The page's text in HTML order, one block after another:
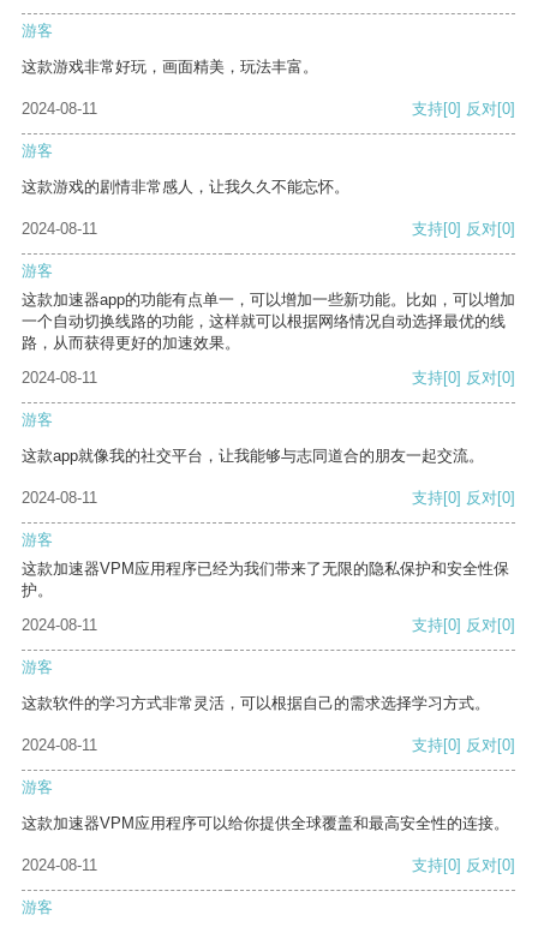
游客
这款游戏非常好玩，画面精美，玩法丰富。
2024-08-11 支持[0] 反对[0]
游客
这款游戏的剧情非常感人，让我久久不能忘怀。
2024-08-11 支持[0] 反对[0]
游客
这款加速器app的功能有点单一，可以增加一些新功能。比如，可以增加
一个自动切换线路的功能，这样就可以根据网络情况自动选择最优的线
路，从而获得更好的加速效果。
2024-08-11
支持[0] 反对[0]
游客
这款app就像我的社交平台，让我能够与志同道合的朋友一起交流。
2024-08-11 支持[0] 反对[0]
游客
这款加速器VPM应用程序已经为我们带来了无限的隐私保护和安全性保
护。
2024-08-11
支持[0] 反对[0]
游客
这款软件的学习方式非常灵活，可以根据自己的需求选择学习方式。
2024-08-11 支持[0] 反对[0]
游客
这款加速器VPM应用程序可以给你提供全球覆盖和最高安全性的连接。
2024-08-11 支持[0] 反对[0]
游客